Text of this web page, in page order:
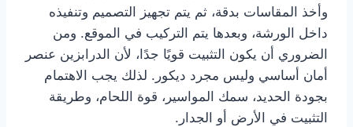
وأخذ المقاسات بدقة، ثم يتم تجهيز التصميم وتنفيذه
داخل الورشة، وبعدها يتم التركيب في الموقع. ومن
الضروري أن يكون التثبيت قويًا جدًا، لأن الدرابزين عنصر
أمان أساسي وليس مجرد ديكور. لذلك يجب الاهتمام
بجودة الحديد، سمك المواسير، قوة اللحام، وطريقة
التثبيت في الأرض أو الجدار.